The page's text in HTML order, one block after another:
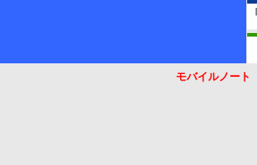
モバイルノート